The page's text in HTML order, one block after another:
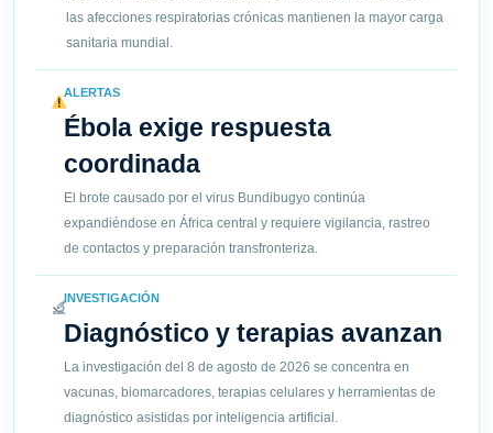
las afecciones respiratorias crónicas mantienen la mayor carga
sanitaria mundial.
ALERTAS
Ébola exige respuesta
coordinada
El brote causado por el virus Bundibugyo continúa
expandiéndose en África central y requiere vigilancia, rastreo
de contactos y preparación transfronteriza.
INVESTIGACIÓN
Diagnóstico y terapias avanzan
La investigación del 8 de agosto de 2026 se concentra en
vacunas, biomarcadores, terapias celulares y herramientas de
diagnóstico asistidas por inteligencia artificial.